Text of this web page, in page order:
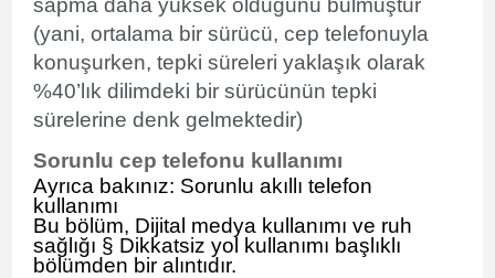
sapma daha yüksek olduğunu bulmuştur
(yani, ortalama bir sürücü, cep telefonuyla
konuşurken, tepki süreleri yaklaşık olarak
%40’lık dilimdeki bir sürücünün tepki
sürelerine denk gelmektedir)
Sorunlu cep telefonu kullanımı
Ayrıca bakınız: Sorunlu akıllı telefon
kullanımı
Bu bölüm, Dijital medya kullanımı ve ruh
sağlığı § Dikkatsiz yol kullanımı başlıklı
bölümden bir alıntıdır.